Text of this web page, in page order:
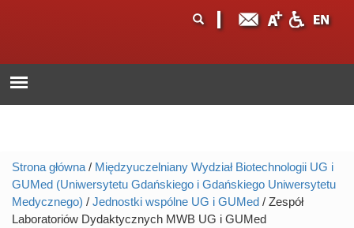
wyszukiwania
Jesteś tutaj
Strona główna / Międzyuczelniany Wydział Biotechnologii UG i
GUMed (Uniwersytetu Gdańskiego i Gdańskiego Uniwersytetu
Medycznego) / Jednostki wspólne UG i GUMed / Zespół
Laboratoriów Dydaktycznych MWB UG i GUMed